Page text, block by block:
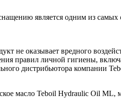
является одним из
не оказывает вредного
правил личной гигиены,
дистрибьютора компании
масло Teboil Hydraulic Oil ML,